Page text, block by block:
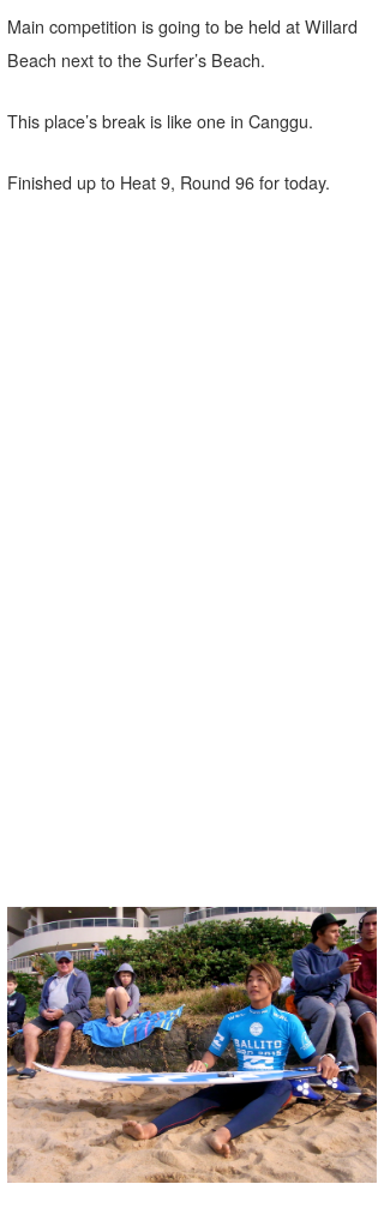
Main competition is going to be held at Willard
Beach next to the Surfer’s Beach.
This place’s break is like one in Canggu.
Finished up to Heat 9, Round 96 for today.